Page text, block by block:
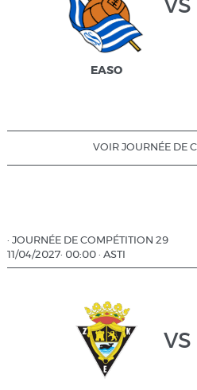
EASO
VOIR JOURNÉE DE
· JOURNÉE DE COMPÉTITION 29
11/04/2027· 00:00 · ASTI
vs